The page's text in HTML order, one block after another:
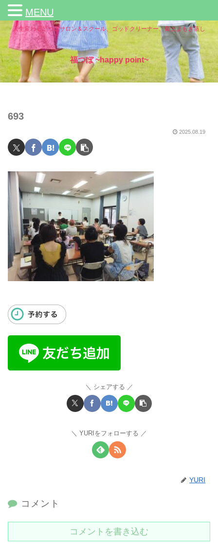
人生変わる足つぼサロン＆スクール、ゴッドクリーナー、黄土よもぎ蒸し
福つぼ ~happy point~
693
2025.08.19
シェアする
YURIをフォローする
YURI
コメント
コメントを書き込む
MENU